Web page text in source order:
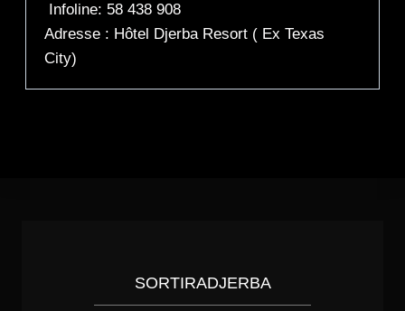
Infoline: 58 438 908
Adresse : Hôtel Djerba Resort ( Ex Texas
City)
SORTIRADJERBA